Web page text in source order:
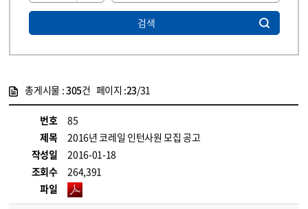
검색
총게시물 :305건 페이지 :23/31
번호
85
제목
2016년 코레일 인턴사원 모집 공고
작성일
2016-01-18
조회수
264,391
파일